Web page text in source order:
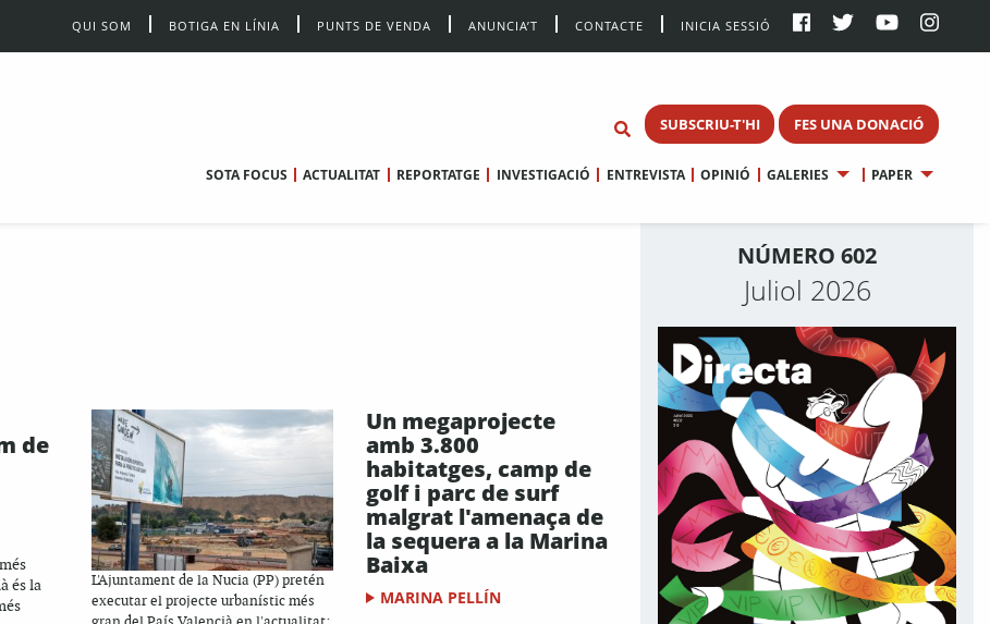
QUI SOM BOTIGA EN LÍNIA PUNTS DE VENDA ANUNCIA’T CONTACTE INICIA SESSIÓ
SUBSCRIU-T'HI FES UNA DONACIÓ
SOTA FOCUS ACTUALITAT REPORTATGE INVESTIGACIÓ ENTREVISTA OPINIÓ GALERIES PAPER
de
és la
L'Ajuntament de la Nucia (PP) pretén
executar el projecte urbanístic més
Un megaprojecte
amb 3.800
habitatges, camp de
golf i parc de surf
malgrat l'amenaça de
la sequera a la Marina
Baixa
MARINA PELLÍN
NÚMERO 602
Juliol 2026